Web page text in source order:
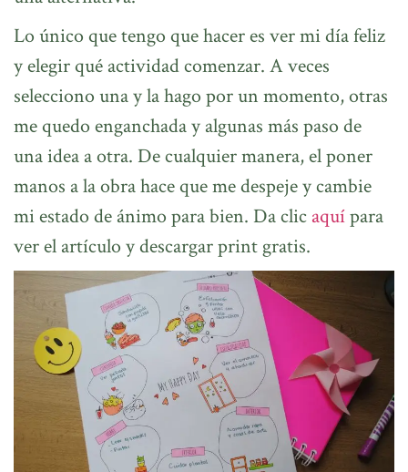
Lo único que tengo que hacer es ver mi día feliz
y elegir qué actividad comenzar. A veces
selecciono una y la hago por un momento, otras
me quedo enganchada y algunas más paso de
una idea a otra. De cualquier manera, el poner
manos a la obra hace que me despeje y cambie
mi estado de ánimo para bien. Da clic aquípara
ver el artículo y descargar print gratis.